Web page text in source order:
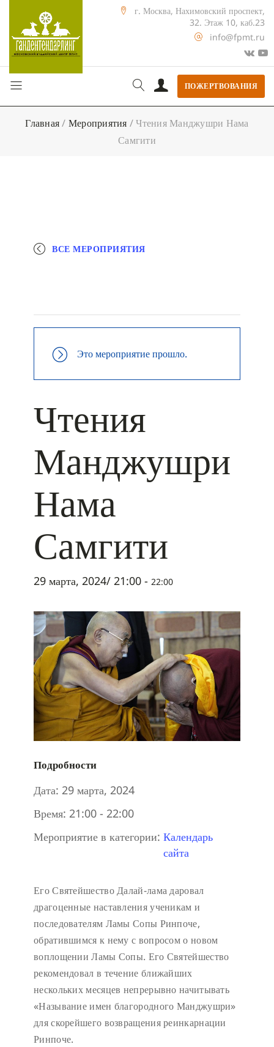
г. Москва, Нахимовский проспект,
32. Этаж 10, каб.23
info@fpmt.ru
ПОЖЕРТВОВАНИЯ
Главная/ Мероприятия /Чтения Манджушри Нама
Самгити
ВСЕ МЕРОПРИЯТИЯ
Это мероприятие прошло.
Чтения
Манджушри
Нама
Самгити
29 марта, 2024/ 21:00 - 22:00
Подробности
Дата: 29 марта, 2024
Время: 21:00 - 22:00
Мероприятие в категории: Календарь
сайта
Его Святейшество Далай-лама даровал
драгоценные наставления ученикам и
последователям Ламы Сопы Ринпоче,
обратившимся к нему с вопросом о новом
воплощении Ламы Сопы. Его Святейшество
рекомендовал в течение ближайших
нескольких месяцев непрерывно начитывать
«Называние имен благородного Манджушри»
для скорейшего возвращения реинкарнации
Ринпоче.